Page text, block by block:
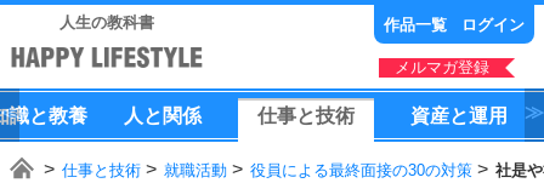
人生の教科書 作品一覧 ログイン
メルマガ登録
識と教養 人 と 関係 仕事と技術 資産と運用
仕事と技術 就職活動 役員による最終面接の30の対策 社是